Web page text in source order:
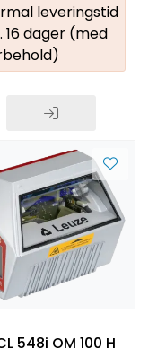
leveringstid
16 dager (med
548i OM 100 H